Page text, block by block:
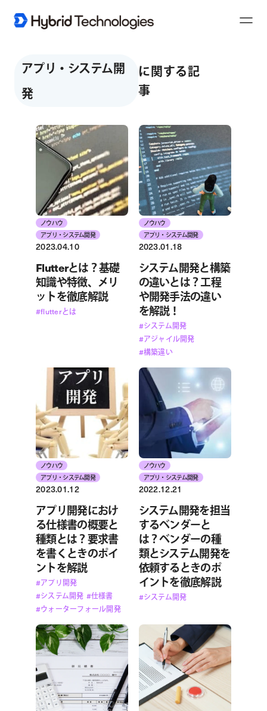
アプリ・システム開
発
に関する記
事
ノウハウ
アプリ・システム開発
2023.04.10
Flutterとは？基礎
知識や特徴、メリ
ットを徹底解説
#flutterとは
ノウハウ
アプリ・システム開発
2023.01.18
システム開発と構築
の違いとは？工程
や開発手法の違い
を解説！
#システム開発
#アジャイル開発
#構築違い
ノウハウ
アプリ・システム開発
2023.01.12
アプリ開発におけ
る仕様書の概要と
種類とは？要求書
を書くときのポイ
ントを解説
#アプリ開発
#システム開発 #仕様書
#ウォーターフォール開発
ノウハウ
アプリ・システム開発
2022.12.21
システム開発を担当
するベンダーと
は？ベンダーの種
類とシステム開発を
依頼するときのポ
イントを徹底解説
#システム開発